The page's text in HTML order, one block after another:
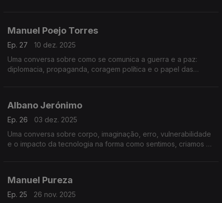
Manuel Poejo Torres
Ep. 27
10 dez. 2025
Uma conversa sobre como se comunica a guerra e a paz:
diplomacia, propaganda, coragem política e o papel das
Albano Jerónimo
Ep. 26
03 dez. 2025
Uma conversa sobre corpo, imaginação, erro, vulnerabilidade
e o impacto da tecnologia na forma como sentimos, criamos e
Manuel Pureza
Ep. 25
26 nov. 2025